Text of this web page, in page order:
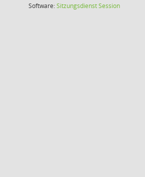
Software:SitzungsdienstSession(Wird in